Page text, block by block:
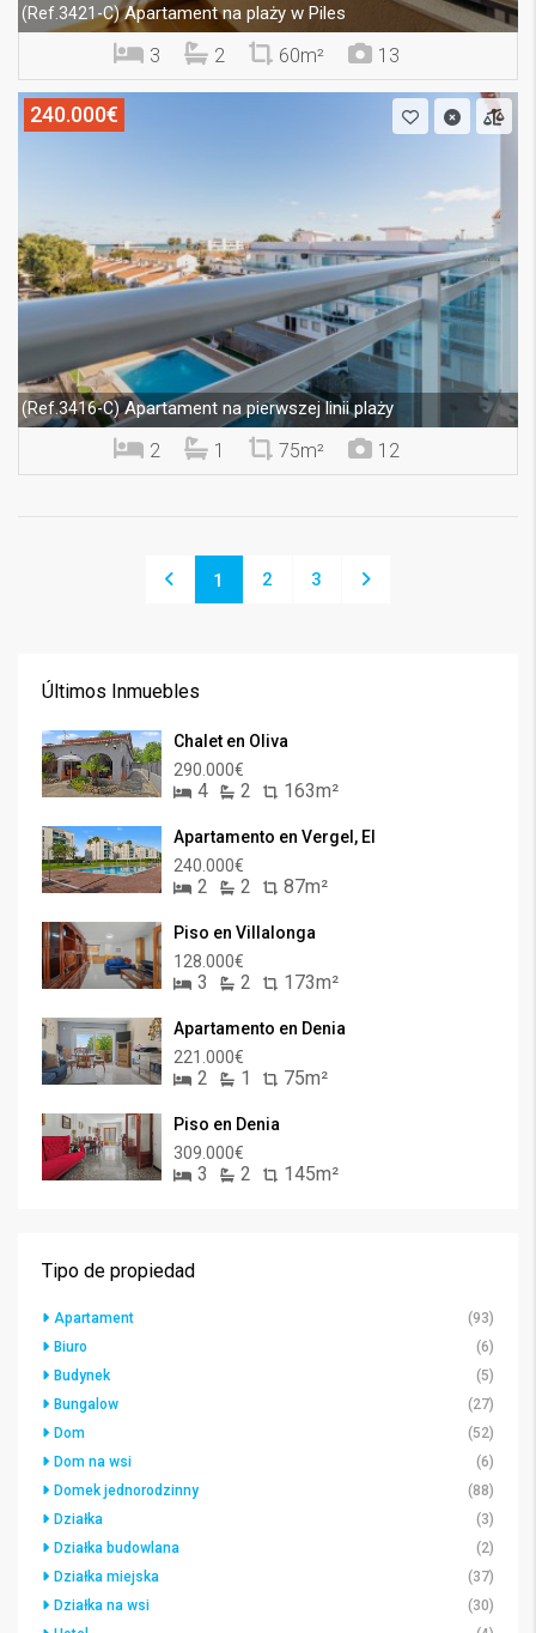
(Ref.3421-C)Apartament na plaży w Piles
3 2 60m² 13
240.000€
(Ref.3416-C)Apartament na pierwszej linii plaży
2 1 75m² 12
1 2 3
Últimos Inmuebles
Chalet en Oliva
290.000€
4 2 163m²
Apartamento en Vergel, El
240.000€
2 2 87m²
Piso en Villalonga
128.000€
3 2 173m²
Apartamento en Denia
221.000€
2 1 75m²
Piso en Denia
309.000€
3 2 145m²
Tipo de propiedad
Apartament
(93)
Biuro
(6)
Budynek
(5)
Bungalow
(27)
Dom
(52)
Dom na wsi
(6)
Domek jednorodzinny
(88)
Działka
(3)
Działka budowlana
(2)
Działka miejska
(37)
Działka na wsi
(30)